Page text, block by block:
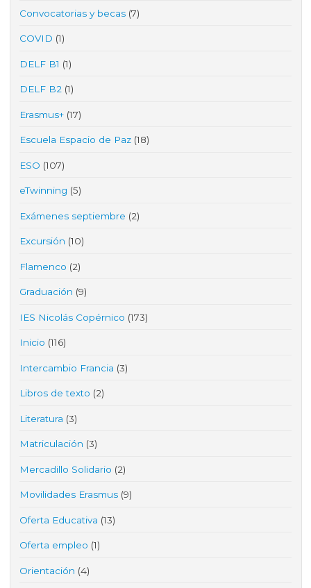
Convocatorias y becas (7)
COVID (1)
DELF B1 (1)
DELF B2 (1)
Erasmus+ (17)
Escuela Espacio de Paz (18)
ESO (107)
eTwinning (5)
Exámenes septiembre (2)
Excursión (10)
Flamenco (2)
Graduación (9)
IES Nicolás Copérnico (173)
Inicio (116)
Intercambio Francia (3)
Libros de texto (2)
Literatura (3)
Matriculación (3)
Mercadillo Solidario (2)
Movilidades Erasmus (9)
Oferta Educativa (13)
Oferta empleo (1)
Orientación (4)